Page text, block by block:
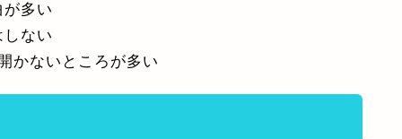
多い
ない
かないところが多い